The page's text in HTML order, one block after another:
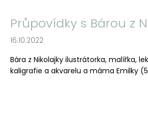
Průpovídky s Bárou z
16.10.2022
Bára z Nikolajky ilustrátorka, malířka,
kaligrafie a akvarelu a máma Emilky